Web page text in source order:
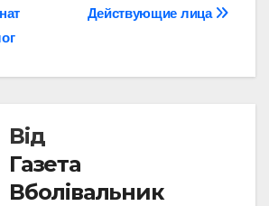
Действующие лица
Від
Газета
Вболівальник